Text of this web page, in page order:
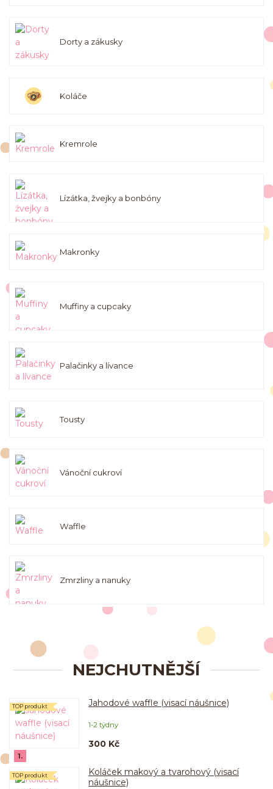
Dorty a zákusky
Koláče
Kremrole
Lízátka, žvejky a bonbóny
Makronky
Muffiny a cupcaky
Palačinky a lívance
Tousty
Vánoční cukroví
Waffle
Zmrzliny a nanuky
NEJCHUTNĚJŠÍ
1.
Jahodové waffle (visací náušnice)
1-2 týdny
TOP produkt
300 Kč
Koláček makový a tvarohový (visací
náušnice)
TOP produkt